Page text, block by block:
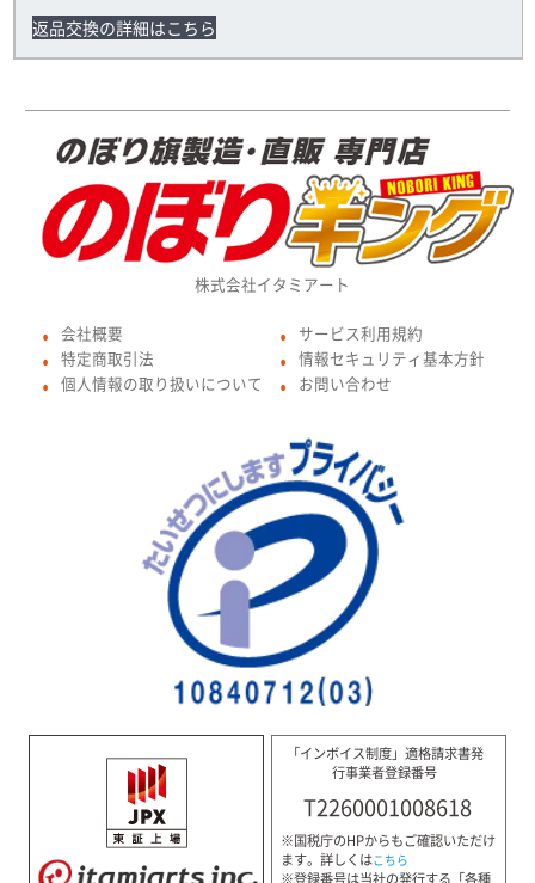
返品交換の詳細はこちら
株式会社イタミアート
● 会社概要
● 特定商取引法
● 個人情報の取り扱いについて
● サービス利用規約
● 情報セキュリティ基本方針
● お問い合わせ
「インボイス制度」適格請求書発
行事業者登録番号
T2260001008618
※国税庁のHPからもご確認いただけ
ます。詳しくはこちら
※登録番号は当社の発行する「各種